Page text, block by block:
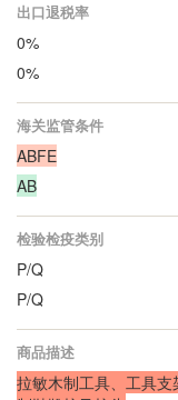
出口退税率
0%
0%
海关监管条件
ABFE
AB
检验检疫类别
P/Q
P/Q
商品描述
拉敏木制工具、工具